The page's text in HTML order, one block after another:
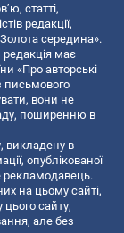
статті,
редакції,
середина».
редакція має
«Про авторські
письмового
вони не
поширенню в
викладену в
опублікованої
рекламодавець.
на цьому сайті,
цього сайту,
але без